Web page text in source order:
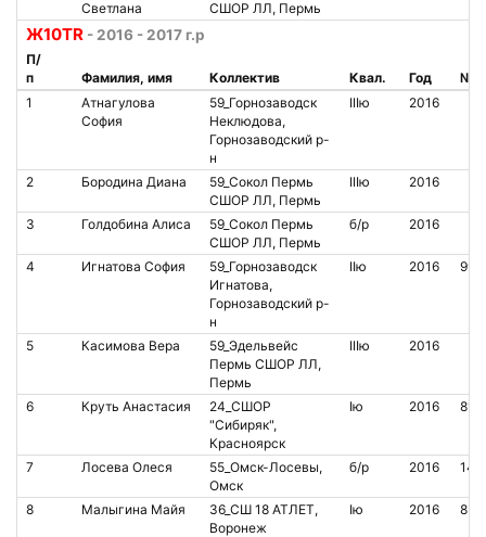
Светлана
СШОР ЛЛ, Пермь
Ж10TR - 2016 - 2017 г.р
П/
п
Фамилия, имя Коллектив Квал. Год
№
1
Атнагулова
София
59_Горнозаводск
Неклюдова,
Горнозаводский р-
н
IIIю 2016
2 Бородина Диана
59_Сокол Пермь
СШОР ЛЛ, Пермь
IIIю 2016
3 Голдобина Алиса
59_Сокол Пермь
СШОР ЛЛ, Пермь
б/р 2016
4 Игнатова София
59_Горнозаводск
Игнатова,
Горнозаводский р-
н
IIю 2016
5 Касимова Вера
59_Эдельвейс
Пермь СШОР ЛЛ,
Пермь
IIIю 2016
6 Круть Анастасия
24_СШОР
"Сибиряк",
Красноярск
Iю 2016
7 Лосева Олеся
55_Омск-Лосевы,
Омск
б/р 2016
8 Малыгина Майя
36_СШ 18 АТЛЕТ,
Воронеж
Iю 2016